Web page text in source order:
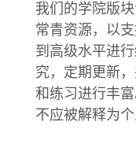
我们的学院版
常青资源，以
到高级水平进
究，定期更新
和练习进行丰
不应被解释为个